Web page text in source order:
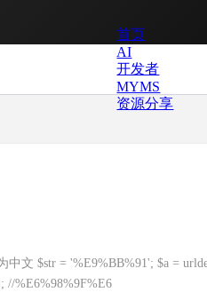
首页
AI
开发者
MYMS
资源分享
文 $str = '%E9%BB%91'; $a =
//%E6%98%9F%E6